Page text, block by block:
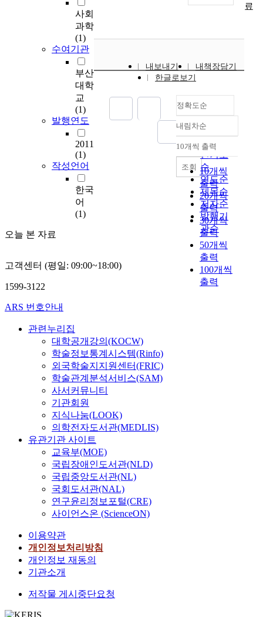
사회
과학
(1)
수여기관
부산
대학
교
(1)
발행연도
2011
(1)
작성언어
한국
어
(1)
오늘 본 자료
i
c
내보내기
내책장담기
한글로보기
정확도순
정확도
순
인기도
순
연도순
제목순
저자순
발행기
관순
내림차순
내림차순
10개씩 출력
10개씩
출력
20개씩
출력
30개씩
출력
50개씩
출력
100개씩
출력
조회
료
고객센터 (평일: 09:00~18:00)
1599-3122
ARS 번호안내
관련누리집
대학공개강의(KOCW)
학술정보통계시스템(Rinfo)
외국학술지지원센터(FRIC)
학술관계분석서비스(SAM)
사서커뮤니티
기관회원
지식나눔(LOOK)
의학전자도서관(MEDLIS)
유관기관 사이트
교육부(MOE)
국립장애인도서관(NLD)
국립중앙도서관(NL)
국회도서관(NAL)
연구윤리정보포털(CRE)
사이언스온 (ScienceON)
이용약관
개인정보처리방침
개인정보 재동의
기관소개
저작물 게시중단요청